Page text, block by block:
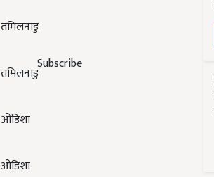
Subscribe
तमिलनाडु
तमिलनाडु
ओडिशा
ओडिशा